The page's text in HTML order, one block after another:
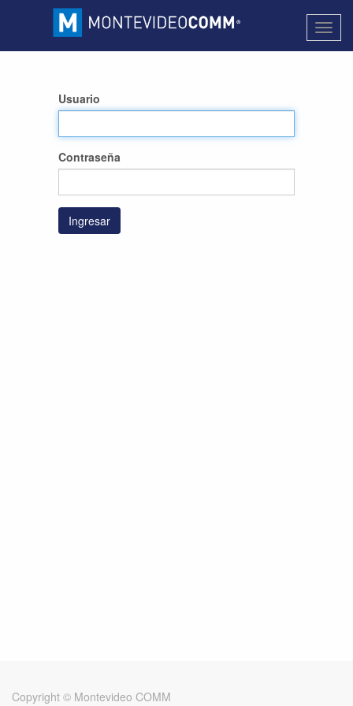
Usuario
Contraseña
Ingresar
Copyright © Montevideo COMM